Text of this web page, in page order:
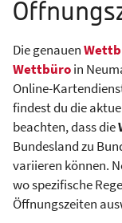
Die genauen
Wettbüroin
Online-
findest du die
beachten, dass die
Bundesland zu
variieren können.
wo spezifische
Öffnungszeiten